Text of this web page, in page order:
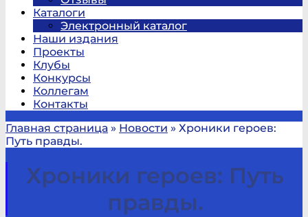
Каталоги
Электронный каталог
Наши издания
Проекты
Клубы
Конкурсы
Коллегам
Контакты
Главная страница » Новости » Хроники героев:
Путь правды.
Хроники героев: Путь
правды.